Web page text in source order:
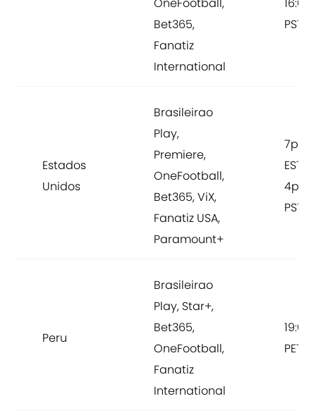
OneFootball,
Bet365,
Fanatiz
International
16:00
PST
Estados
Unidos
Brasileirao
Play,
Premiere,
OneFootball,
Bet365, ViX,
Fanatiz USA,
Paramount+
7pm
EST /
4pm
PST
Peru
Brasileirao
Play, Star+,
Bet365,
OneFootball,
Fanatiz
International
19:00
PET